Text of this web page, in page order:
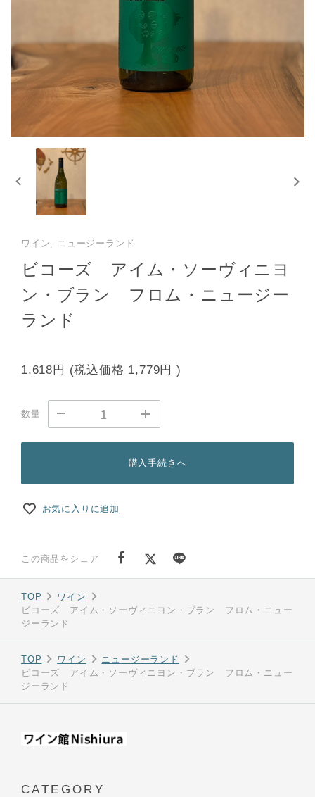
ワイン, ニュージーランド
ビコーズ アイム・ソーヴィニヨ
ン・ブラン フロム・ニュージー
ランド
1,618円 (税込価格 1,779円 )
数量
購入手続きへ
お気に入りに追加
この商品をシェア
TOP
ワイン
ビコーズ アイム・ソーヴィニヨン・ブラン フロム・ニュー
ジーランド
TOP ワイン
ニュージーランド
ビコーズ アイム・ソーヴィニヨン・ブラン フロム・ニュー
ジーランド
CATEGORY